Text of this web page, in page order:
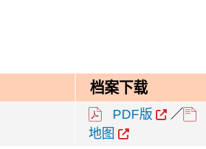
档案下载
PDF版 ／
地图